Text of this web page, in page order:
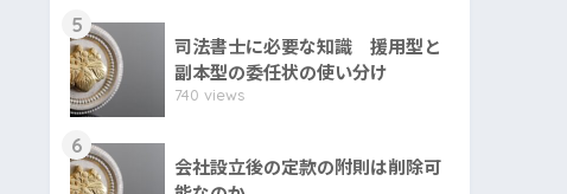
5
司法書士に必要な知識 援用型と
副本型の委任状の使い分け
740 views
6
会社設立後の定款の附則は削除可